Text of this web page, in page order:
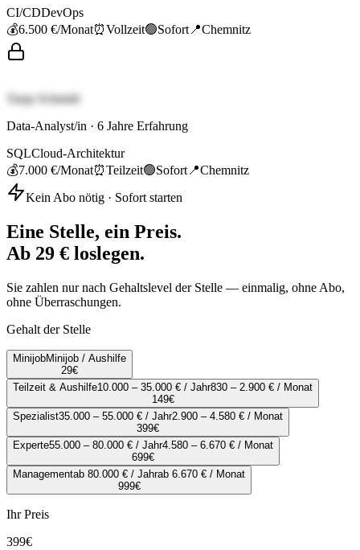
CI/CDDevOps
💰6.500 €/Monat⏰Vollzeit🟢Sofort 📍Chemnitz
Tanja Schmidt
Data-Analyst/in · 6 Jahre Erfahrung
SQLCloud-Architektur
💰7.000 €/Monat⏰Teilzeit🟢Sofort 📍Chemnitz
Kein Abo nötig · Sofort starten
Eine Stelle, ein Preis.
Ab 29 € loslegen.
Sie zahlen nur nach Gehaltslevel der Stelle — einmalig, ohne Abo,
ohne Überraschungen.
Gehalt der Stelle
MinijobMinijob / Aushilfe
29€
Teilzeit & Aushilfe10.000 – 35.000 € / Jahr830 – 2.900 € / Monat
149€
Spezialist35.000 – 55.000 € / Jahr2.900 – 4.580 € / Monat
399€
Experte55.000 – 80.000 € / Jahr4.580 – 6.670 € / Monat
699€
Managementab 80.000 € / Jahrab 6.670 € / Monat
999€
Ihr Preis
399€